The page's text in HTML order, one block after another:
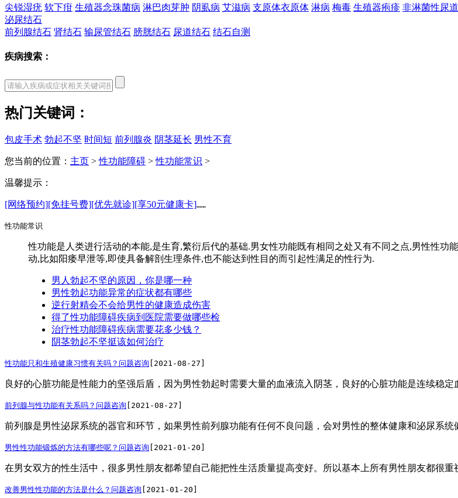
尖锐湿疣 软下疳 生殖器念珠菌病 淋巴肉芽肿 阴虱病 艾滋病 支原体衣原体 淋病 梅毒 生殖器疱疹 非淋菌性尿
泌尿结石
前列腺结石 肾结石 输尿管结石 膀胱结石 尿道结石 结石自测
疾病搜索：
热门关键词：
包皮手术 勃起不坚 时间短 前列腺炎 阴茎延长 男性不育
您当前的位置： 主页 >性功能障碍 >性功能常识 >
温馨提示：
[网络预约][免挂号费][优先就诊][享50元健康卡]……
性功能常识
性功能是人类进行活动的本能,是生育,繁衍后代的基础.男女性功能既有相同之处又有不同之点,男性性
动,比如阳痿早泄等,即使具备解剖生理条件,也不能达到性目的而引起性满足的性行为.
男人勃起不坚的原因，你是哪一种
男性勃起功能异常的症状都有哪些
逆行射精会不会给男性的健康造成伤害
得了性功能障碍疾病到医院需要做哪些检
治疗性功能障碍疾病需要花多少钱？
阴茎勃起不坚挺该如何治疗
性功能只和生殖健康习惯有关吗？ 问题咨询 [2021-08-27]
良好的心脏功能是性能力的坚强后盾，因为男性勃起时需要大量的血液流入阴茎，良好的心脏功能是连续稳定
前列腺与性功能有关系吗？ 问题咨询 [2021-08-27]
前列腺是男性泌尿系统的器官和环节，如果男性前列腺功能有任何不良问题，会对男性的整体健康和泌尿系统
男性性功能锻炼的方法有哪些呢？ 问题咨询 [2021-01-20]
在男女双方的性生活中，很多男性朋友都希望自己能把性生活质量提高变好。所以基本上所有男性朋友都很重
改善男性性功能的方法是什么？ 问题咨询 [2021-01-20]